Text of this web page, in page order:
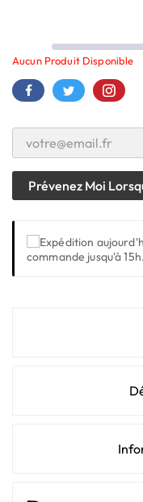
Aucun Produit Disponible
Prévenez Moi
commande jusqu'à